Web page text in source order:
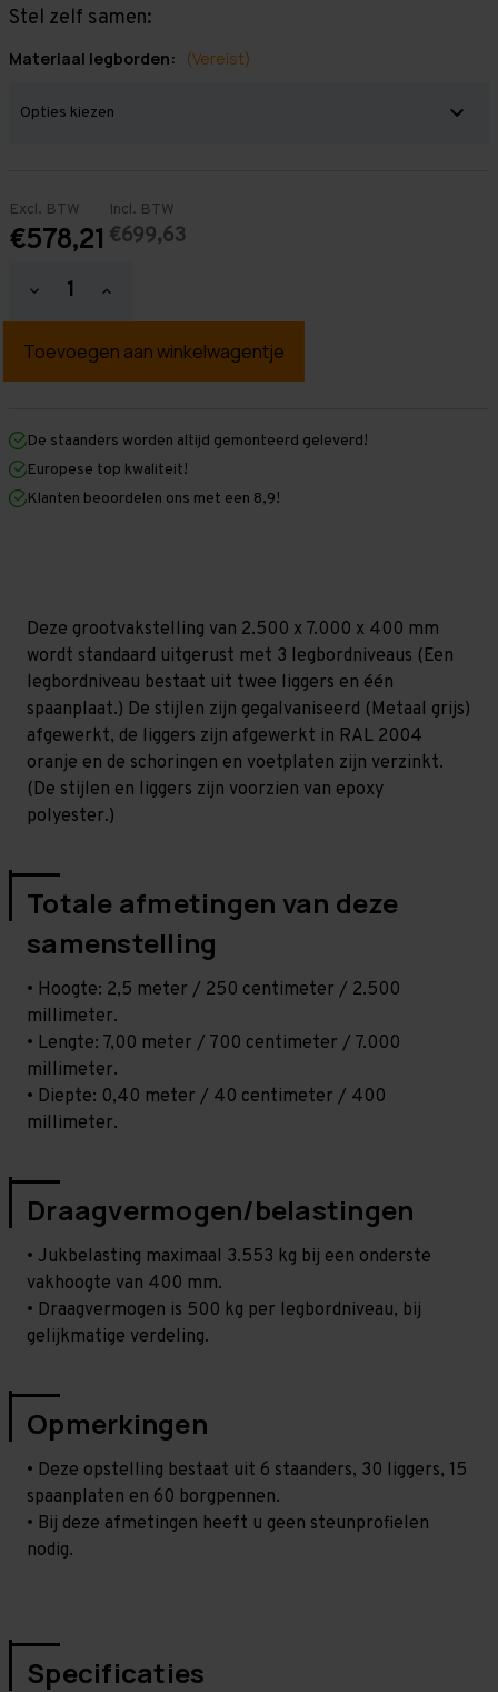
Stel zelf samen:
Materiaal legborden: (Vereist)
Excl. BTW
€578,21
Incl. BTW
€699,63
Hoeveelheid
verlagen
Grootvakstelling
mm
mm
x
400
mm
1.350
mm)
Hoeveelheid
verhogen
Grootvakstelling
mm
mm
400
mm
1.350
mm)
De staanders worden altijd gemonteerd geleverd!
Europese top kwaliteit!
Klanten beoordelen ons met een 8,9!
Deze grootvakstelling van 2.500 x 7.000 x 400 mm
wordt standaard uitgerust met 3 legbordniveaus (Een
legbordniveau bestaat uit twee liggers en één
spaanplaat.) De stijlen zijn gegalvaniseerd (Metaal grijs)
afgewerkt, de liggers zijn afgewerkt in RAL 2004
oranje en de schoringen en voetplaten zijn verzinkt.
(De stijlen en liggers zijn voorzien van epoxy
polyester.)
Totale afmetingen van deze
samenstelling
• Hoogte: 2,5 meter / 250 centimeter / 2.500
millimeter.
• Lengte: 7,00 meter / 700 centimeter / 7.000
millimeter.
• Diepte: 0,40 meter / 40 centimeter / 400
millimeter.
Draagvermogen/belastingen
• Jukbelasting maximaal 3.553 kg bij een onderste
vakhoogte van 400 mm.
• Draagvermogen is 500 kg per legbordniveau, bij
gelijkmatige verdeling.
Opmerkingen
• Deze opstelling bestaat uit 6 staanders, 30 liggers, 15
spaanplaten en 60 borgpennen.
• Bij deze afmetingen heeft u geen steunprofielen
nodig.
Specificaties